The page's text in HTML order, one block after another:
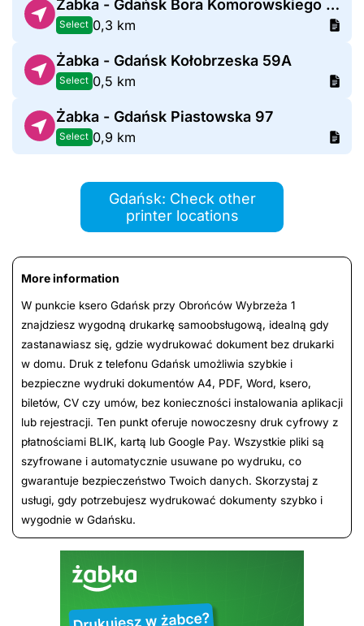
Żabka - Gdańsk Bora Komorowskiego 39
Select 0,3 km
Żabka - Gdańsk Kołobrzeska 59A
Select 0,5 km
Żabka - Gdańsk Piastowska 97
Select 0,9 km
Gdańsk: Check other
printer locations
More information
W punkcie ksero Gdańsk przy Obrońców Wybrzeża 1
znajdziesz wygodną drukarkę samoobsługową, idealną gdy
zastanawiasz się, gdzie wydrukować dokument bez drukarki
w domu. Druk z telefonu Gdańsk umożliwia szybkie i
bezpieczne wydruki dokumentów A4, PDF, Word, ksero,
biletów, CV czy umów, bez konieczności instalowania aplikacji
lub rejestracji. Ten punkt oferuje nowoczesny druk cyfrowy z
płatnościami BLIK, kartą lub Google Pay. Wszystkie pliki są
szyfrowane i automatycznie usuwane po wydruku, co
gwarantuje bezpieczeństwo Twoich danych. Skorzystaj z
usługi, gdy potrzebujesz wydrukować dokumenty szybko i
wygodnie w Gdańsku.